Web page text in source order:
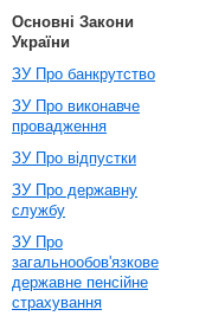
Основні Закони
України
ЗУ Про банкрутство
ЗУ Про виконавче
провадження
ЗУ Про відпустки
ЗУ Про державну
службу
ЗУ Про
загальнообов'язкове
державне пенсійне
страхування